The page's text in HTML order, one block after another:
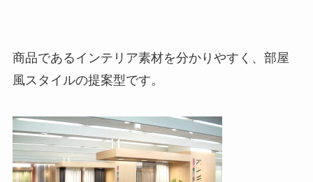
商品であるインテリア素材を分かりやすく、部屋
風スタイルの提案型です。